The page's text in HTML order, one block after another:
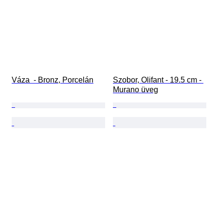
Váza  - Bronz, Porcelán
Szobor, Olifant - 19.5 cm -
Murano üveg